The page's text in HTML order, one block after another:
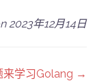
2023年12月14日
来学习Golang →